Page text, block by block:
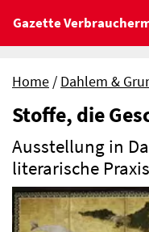
Gazette
Home Dahlem &
Stoffe, die
Ausstellung in
literarische